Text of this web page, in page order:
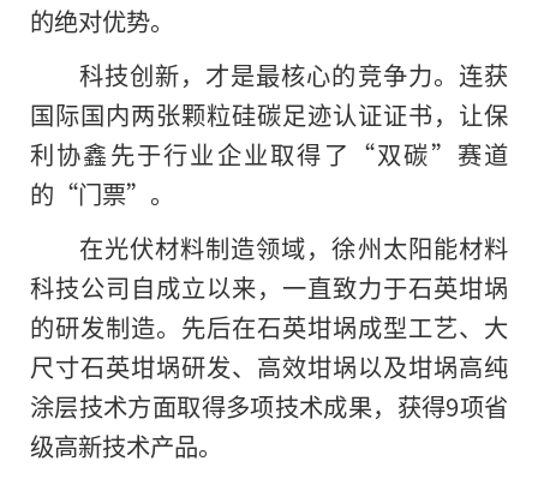
的绝对优势。
科技创新，才是最核心的竞争力。连获
国际国内两张颗粒硅碳足迹认证证书，让保
利协鑫先于行业企业取得了“双碳”赛道
的“门票”。
在光伏材料制造领域，徐州太阳能材料
科技公司自成立以来，一直致力于石英坩埚
的研发制造。先后在石英坩埚成型工艺、大
尺寸石英坩埚研发、高效坩埚以及坩埚高纯
涂层技术方面取得多项技术成果，获得9项省
级高新技术产品。